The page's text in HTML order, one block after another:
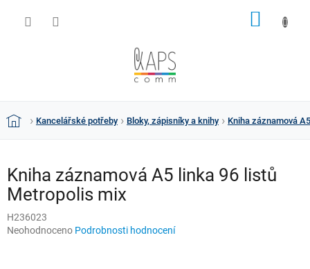
DomůKancelářské potřeby Bloky, zápisníky a knihy Kniha záznamová
Kniha záznamová A5 linka 96 listů
Metropolis mix
H236023
Průměrné
Neohodnoceno Podrobnosti hodnocení